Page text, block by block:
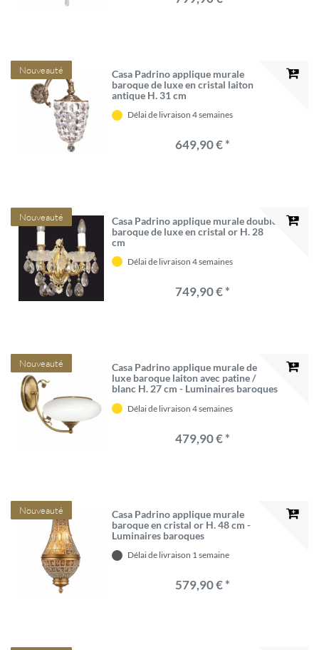
Nouveauté
Casa Padrino applique murale
baroque de luxe en cristal laiton
antique H. 31 cm
Délai de livraison 4 semaines
649,90 € *
Nouveauté
Casa Padrino applique murale double
baroque de luxe en cristal or H. 28
cm
Délai de livraison 4 semaines
749,90 € *
Nouveauté
Casa Padrino applique murale de
luxe baroque laiton avec patine /
blanc H. 27 cm - Luminaires baroques
Délai de livraison 4 semaines
479,90 € *
Nouveauté
Casa Padrino applique murale
baroque en cristal or H. 48 cm -
Luminaires baroques
Délai de livraison 1 semaine
579,90 € *